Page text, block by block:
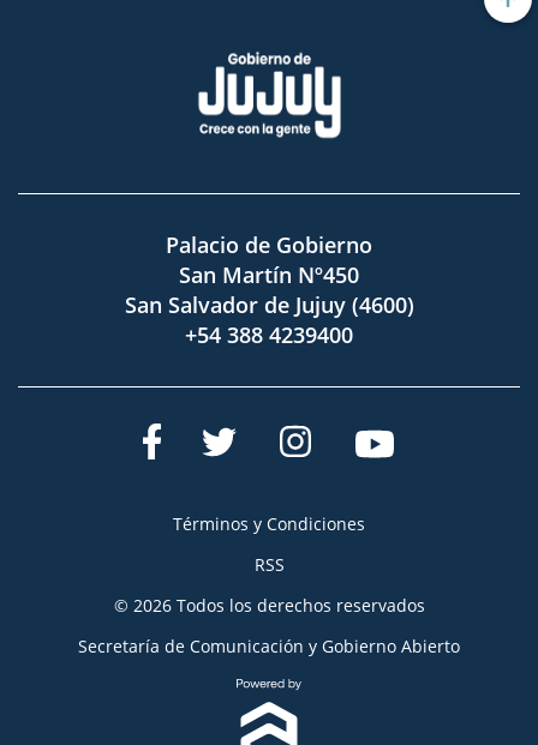
Palacio de Gobierno
San Martín Nº450
San Salvador de Jujuy (4600)
+54 388 4239400
Términos y Condiciones
RSS
© 2026 Todos los derechos reservados
Secretaría de Comunicación y Gobierno Abierto